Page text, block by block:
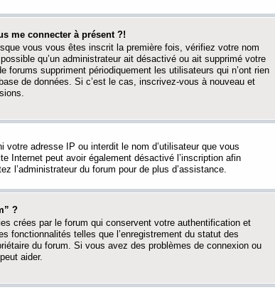
me connecter à présent ?!
vous vous êtes inscrit la première fois, vérifiez votre nom
qu’un administrateur ait désactivé ou ait supprimé votre
forums suppriment périodiquement les utilisateurs qui n’ont rien
de données. Si c’est le cas, inscrivez-vous à nouveau et
votre adresse IP ou interdit le nom d’utilisateur que vous
Internet peut avoir également désactivé l’inscription afin
l’administrateur du forum pour de plus d’assistance.
?
crées par le forum qui conservent votre authentification et
fonctionnalités telles que l’enregistrement du statut des
du forum. Si vous avez des problèmes de connexion ou
aider.